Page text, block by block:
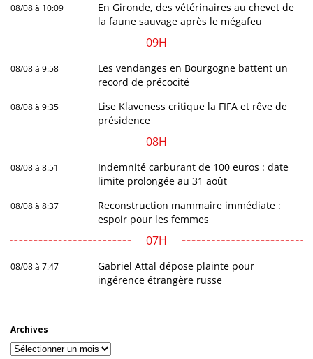
08/08 à 10:09
En Gironde, des vétérinaires au chevet de
la faune sauvage après le mégafeu
09H
08/08 à 9:58
Les vendanges en Bourgogne battent un
record de précocité
08/08 à 9:35
Lise Klaveness critique la FIFA et rêve de
présidence
08H
08/08 à 8:51
Indemnité carburant de 100 euros : date
limite prolongée au 31 août
08/08 à 8:37
Reconstruction mammaire immédiate :
espoir pour les femmes
07H
08/08 à 7:47
Gabriel Attal dépose plainte pour
ingérence étrangère russe
Archives
Archives